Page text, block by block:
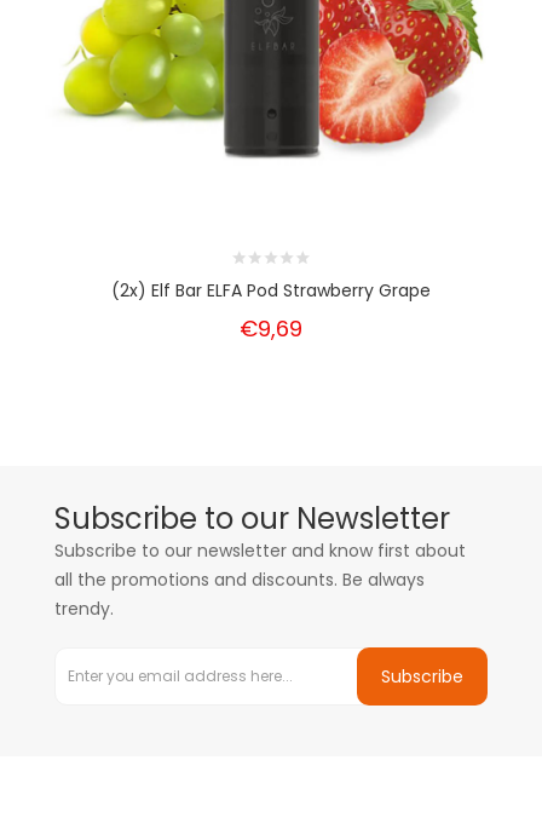
(2x) Elf Bar ELFA Pod Strawberry Grape
€9,69
Subscribe to our Newsletter
Subscribe to our newsletter and know first about
all the promotions and discounts. Be always
trendy.
Subscribe